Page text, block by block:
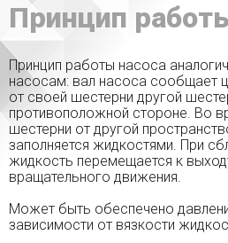
Принцип
Принцип работы насоса
насосам: вал насоса сообщает
от своей шестерни другой
противоположной стороне. Во
шестерни от другой
заполняется жидкостями. При
жидкость перемещается к
вращательного движения.
Может быть обеспечено
зависимости от вязкости